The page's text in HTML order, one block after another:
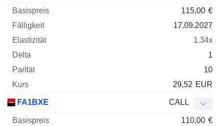
115,00 €
17.09.2027
1.34x
1
10
29,52 EUR
FA1BXE CALL
110,00 €